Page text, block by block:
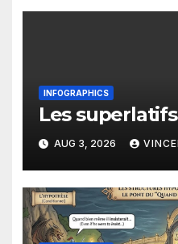
INFOGRAPHICS
Les
AUG 3, 2026